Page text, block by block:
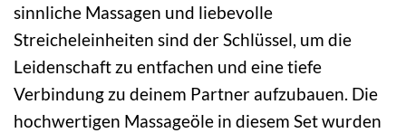
sinnliche Massagen und liebevolle
Streicheleinheiten sind der Schlüssel, um die
Leidenschaft zu entfachen und eine tiefe
Verbindung zu deinem Partner aufzubauen. Die
hochwertigen Massageöle in diesem Set wurden